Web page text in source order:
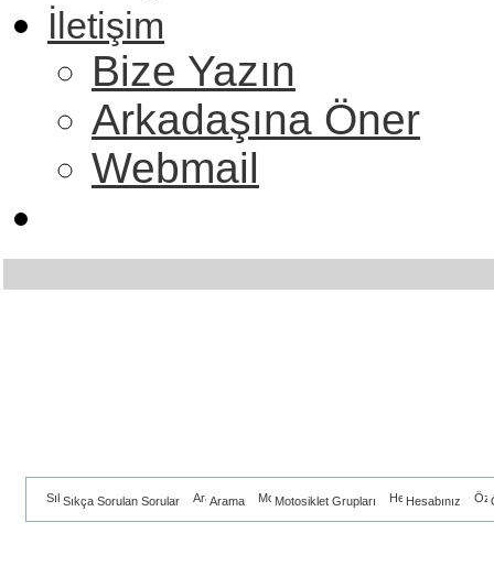
İletişim
Bize Yazın
Arkadaşına Öner
Webmail
Sıkça Sorulan Sorular Arama Motosiklet Grupları Hesabınız